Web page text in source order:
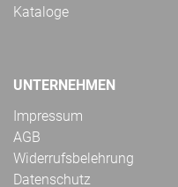
Kataloge
UNTERNEHMEN
Impressum
AGB
Widerrufsbelehrung
Datenschutz